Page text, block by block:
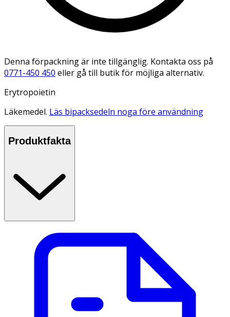
Denna förpackning är inte tillgänglig. Kontakta oss på
0771-450 450 eller gå till butik för möjliga alternativ.
Erytropoietin
Läkemedel. Läs bipacksedeln noga före användning
Produktfakta